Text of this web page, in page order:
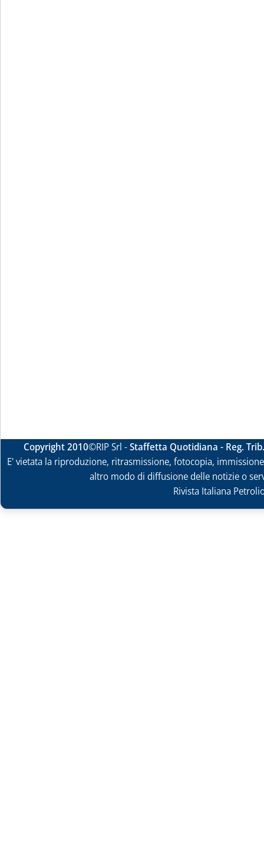
Copyright 2010©RIP Srl -Staffetta Quotidiana - Reg.
E' vietata la riproduzione, ritrasmissione, fotocopia,
altro modo di diffusione delle notizie o
Rivista Italiana